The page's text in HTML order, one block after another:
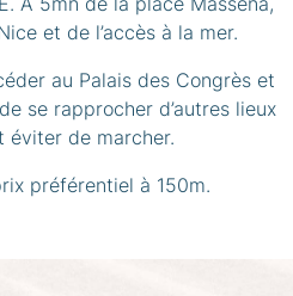
et de l’accès à la mer.
au Palais des Congrès et
se rapprocher d’autres lieux
éviter de marcher.
préférentiel à 150m.